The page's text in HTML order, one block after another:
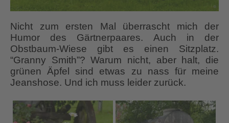
Nicht zum ersten Mal überrascht mich der
Humor des Gärtnerpaares. Auch in der
Obstbaum-Wiese gibt es einen Sitzplatz.
“Granny Smith”? Warum nicht, aber halt, die
grünen Äpfel sind etwas zu nass für meine
Jeanshose. Und ich muss leider zurück.